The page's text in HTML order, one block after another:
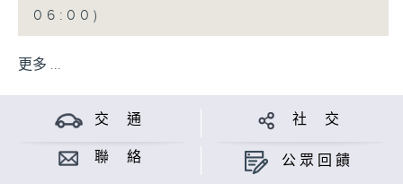
06:00)
更多 ...
交 通 社 交
聯 絡 公眾回饋